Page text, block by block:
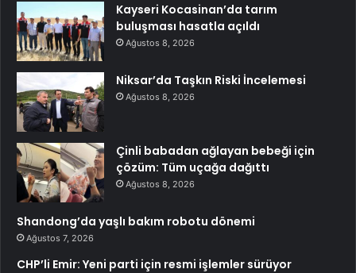
Kayseri Kocasinan’da tarım
buluşması hasatla açıldı
Ağustos 8, 2026
Niksar’da Taşkın Riski İncelemesi
Ağustos 8, 2026
Çinli babadan ağlayan bebeği için
çözüm: Tüm uçağa dağıttı
Ağustos 8, 2026
Shandong’da yaşlı bakım robotu dönemi
Ağustos 7, 2026
CHP’li Emir: Yeni parti için resmi işlemler sürüyor